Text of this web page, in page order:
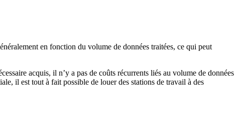
en fonction du volume de données traitées, ce qui peut
acquis, il n’y a pas de coûts récurrents liés au volume de données
il est tout à fait possible de louer des stations de travail à des